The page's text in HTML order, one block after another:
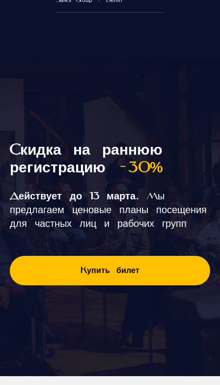
Скидка на раннюю
регистрацию -30%
Действует до 13 марта. Мы
предлагаем ценовые планы посещения
для частных лиц и рабочих групп
Купить билет